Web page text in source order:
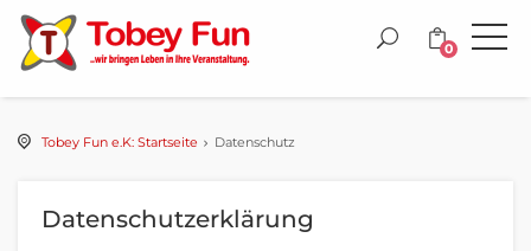
0
Tobey Fun e.K: Startseite Datenschutz
Datenschutzerklärung